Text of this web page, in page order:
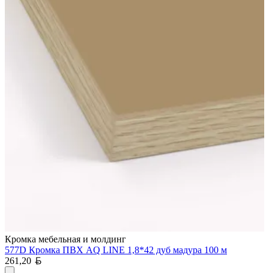
Кромка мебельная и молдинг
577D Кромка ПВХ AQ LINE 1,8*42 дуб мадура 100 м
261,20